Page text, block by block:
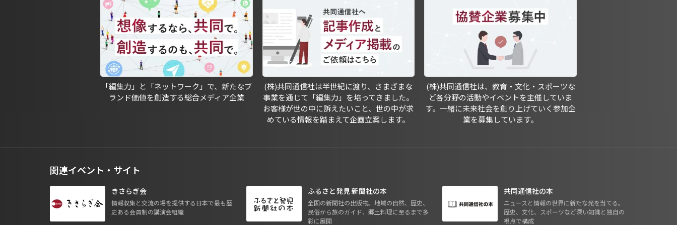
「編集力」と「ネットワーク」で、新たなブ
ランド価値を創造する総合メディア企業
(株)共同通信社は半世紀に渡り、さまざまな
事業を通じて「編集力」を培ってきました。
お客様が世の中に訴えたいこと、世の中が求
めている情報を踏まえて企画立案します。
(株)共同通信社は、教育・文化・スポーツな
ど各分野の活動やイベントを主催していま
す。一緒に未来社会を創り上げていく参加企
業を募集しています。
関連イベント・サイト
きさらぎ会
情報収集と交流の場を提供する日本で最も歴
史ある会員制の講演会組織
ふるさと発見 新聞社の本
全国の新聞社の出版物。地域の自然、歴史、
民俗から旅のガイド、郷土料理に至るまで多
彩に展開
共同通信社の本
ニュースと情報の世界に新たな光を当てる。
歴史、文化、スポーツなど深い知識と独自の
視点で構成